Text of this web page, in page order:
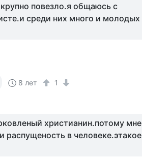
повезло.я общаюсь с
среди них много и молодых
8 лет 1
христианин.потому мне
распущеность в человеке.этакое